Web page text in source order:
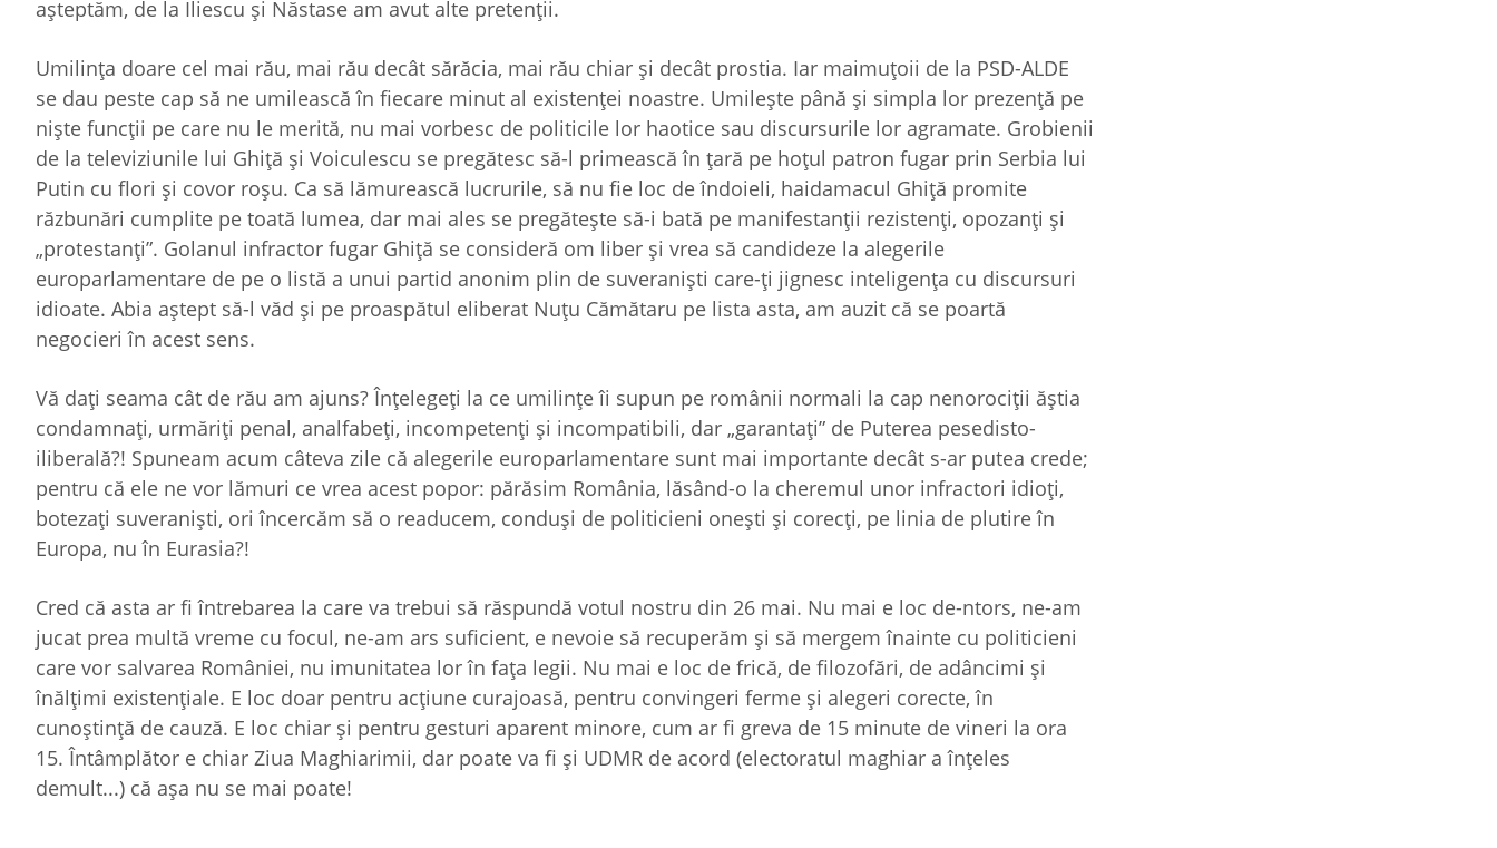
aşteptăm, de la Iliescu şi Năstase am avut alte pretenţii.
Umilinţa doare cel mai rău, mai rău decât sărăcia, mai rău chiar şi decât prostia. Iar maimuţoii de la PSD-ALDE
se dau peste cap să ne umilească în fiecare minut al existenţei noastre. Umileşte până şi simpla lor prezenţă pe
nişte funcţii pe care nu le merită, nu mai vorbesc de politicile lor haotice sau discursurile lor agramate. Grobienii
de la televiziunile lui Ghiţă şi Voiculescu se pregătesc să-l primească în ţară pe hoţul patron fugar prin Serbia lui
Putin cu flori şi covor roşu. Ca să lămurească lucrurile, să nu fie loc de îndoieli, haidamacul Ghiţă promite
răzbunări cumplite pe toată lumea, dar mai ales se pregăteşte să-i bată pe manifestanţii rezistenţi, opozanţi şi
„protestanţi”. Golanul infractor fugar Ghiţă se consideră om liber şi vrea să candideze la alegerile
europarlamentare de pe o listă a unui partid anonim plin de suveranişti care-ţi jignesc inteligenţa cu discursuri
idioate. Abia aştept să-l văd şi pe proaspătul eliberat Nuţu Cămătaru pe lista asta, am auzit că se poartă
negocieri în acest sens.
Vă daţi seama cât de rău am ajuns? Înţelegeţi la ce umilinţe îi supun pe românii normali la cap nenorociţii ăştia
condamnaţi, urmăriţi penal, analfabeţi, incompetenţi şi incompatibili, dar „garantaţi” de Puterea pesedisto-
iliberală?! Spuneam acum câteva zile că alegerile europarlamentare sunt mai importante decât s-ar putea crede;
pentru că ele ne vor lămuri ce vrea acest popor: părăsim România, lăsând-o la cheremul unor infractori idioţi,
botezaţi suveranişti, ori încercăm să o readucem, conduşi de politicieni oneşti şi corecţi, pe linia de plutire în
Europa, nu în Eurasia?!
Cred că asta ar fi întrebarea la care va trebui să răspundă votul nostru din 26 mai. Nu mai e loc de-ntors, ne-am
jucat prea multă vreme cu focul, ne-am ars suficient, e nevoie să recuperăm şi să mergem înainte cu politicieni
care vor salvarea României, nu imunitatea lor în faţa legii. Nu mai e loc de frică, de filozofări, de adâncimi şi
înălţimi existenţiale. E loc doar pentru acţiune curajoasă, pentru convingeri ferme şi alegeri corecte, în
cunoştinţă de cauză. E loc chiar şi pentru gesturi aparent minore, cum ar fi greva de 15 minute de vineri la ora
15. Întâmplător e chiar Ziua Maghiarimii, dar poate va fi şi UDMR de acord (electoratul maghiar a înţeles
demult...) că aşa nu se mai poate!